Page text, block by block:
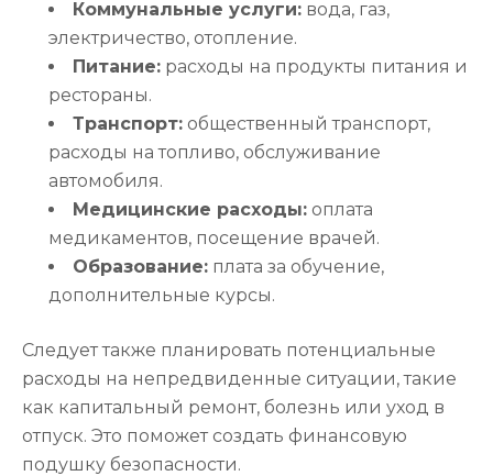
Коммунальные услуги: вода, газ,
электричество, отопление.
Питание: расходы на продукты питания и
рестораны.
Транспорт: общественный транспорт,
расходы на топливо, обслуживание
автомобиля.
Медицинские расходы: оплата
медикаментов, посещение врачей.
Образование: плата за обучение,
дополнительные курсы.
Следует также планировать потенциальные
расходы на непредвиденные ситуации, такие
как капитальный ремонт, болезнь или уход в
отпуск. Это поможет создать финансовую
подушку безопасности.